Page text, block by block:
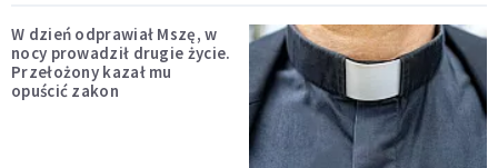
W dzień odprawiał Mszę, w
nocy prowadził drugie życie.
Przełożony kazał mu
opuścić zakon